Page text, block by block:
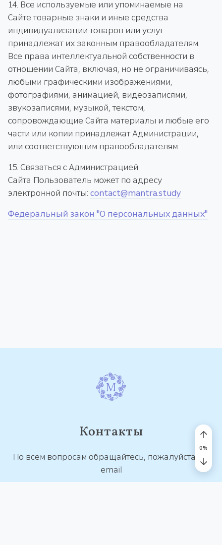
14. Все используемые или упоминаемые на
Сайте товарные знаки и иные средства
индивидуализации товаров или услуг
принадлежат их законным правообладателям.
Все права интеллектуальной собственности в
отношении Сайта, включая, но не ограничиваясь,
любыми графическими изображениями,
фотографиями, анимацией, видеозаписями,
звукозаписями, музыкой, текстом,
сопровождающие Сайта материалы и любые его
части или копии принадлежат Администрации,
или соответствующим правообладателям.
15. Связаться с Администрацией
Сайта Пользователь может по адресу
электронной почты: contact@mantra.study
Федеральный закон "О персональных данных"
Контакты
По всем вопросам обращайтесь, пожалуйста, на
email
0%